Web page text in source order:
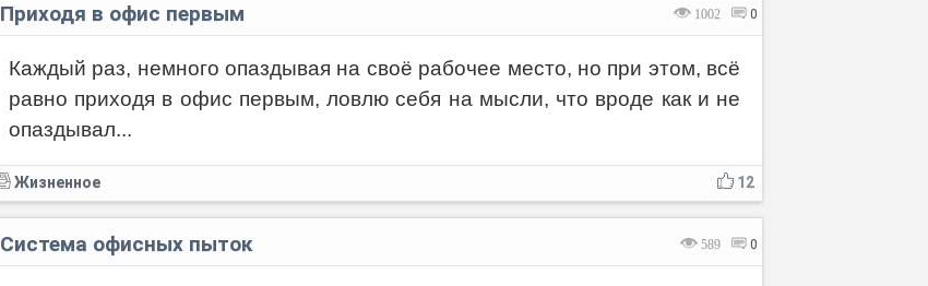
Код: Отмена
1002 0
Приходя в офис первым
Каждый раз, немного опаздывая на своё рабочее место, но при этом, всё
равно приходя в офис первым, ловлю себя на мысли, что вроде как и не
опаздывал...
12
Жизненное
589 0
Система офисных пыток